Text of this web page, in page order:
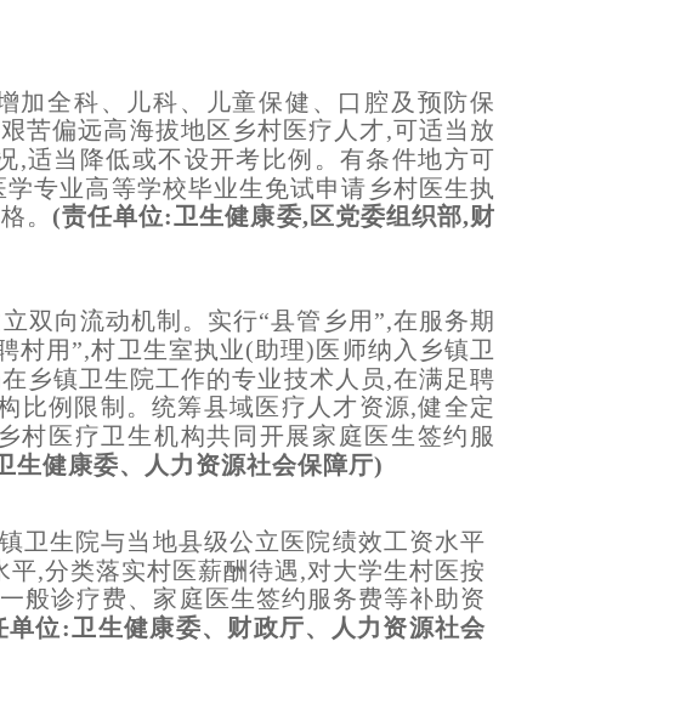
加全科、儿科、儿童保健、口腔及预防保
苦偏远高海拔地区乡村医疗人才,可适当放
,适当降低或不设开考比例。有条件地方可
专业高等学校毕业生免试申请乡村医生执
。 (责任单位:卫生健康委,区党委组织部,财
双向流动机制。实行“县管乡用”,在服务期
村用”,村卫生室执业(助理)医师纳入乡镇卫
乡镇卫生院工作的专业技术人员,在满足聘
比例限制。统筹县域医疗人才资源,健全定
村医疗卫生机构共同开展家庭医生签约服
生健康委、人力资源社会保障厅)
卫生院与当地县级公立医院绩效工资水平
,分类落实村医薪酬待遇,对大学生村医按
般诊疗费、家庭医生签约服务费等补助资
单位:卫生健康委、财政厅、人力资源社会